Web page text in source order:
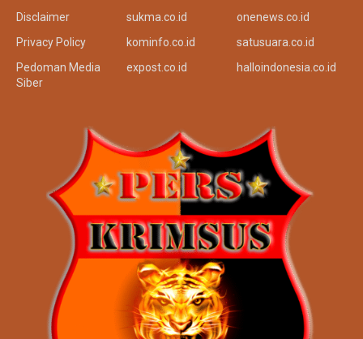
Disclaimer
Privacy Policy
Pedoman Media
Siber
sukma.co.id
kominfo.co.id
expost.co.id
onenews.co.id
satusuara.co.id
halloindonesia.co.id